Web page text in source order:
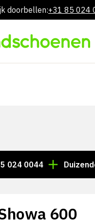
doorbellen:+31 85 024
Duizenden
600